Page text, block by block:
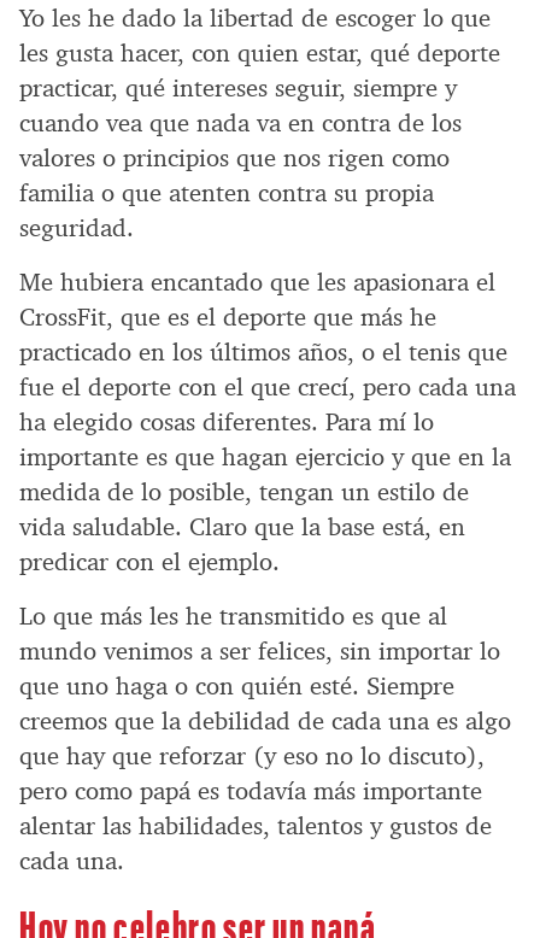
Yo les he dado la libertad de escoger lo que
les gusta hacer, con quien estar, qué deporte
practicar, qué intereses seguir, siempre y
cuando vea que nada va en contra de los
valores o principios que nos rigen como
familia o que atenten contra su propia
seguridad.
Me hubiera encantado que les apasionara el
CrossFit, que es el deporte que más he
practicado en los últimos años, o el tenis que
fue el deporte con el que crecí, pero cada una
ha elegido cosas diferentes. Para mí lo
importante es que hagan ejercicio y que en la
medida de lo posible, tengan un estilo de
vida saludable. Claro que la base está, en
predicar con el ejemplo.
Lo que más les he transmitido es que al
mundo venimos a ser felices, sin importar lo
que uno haga o con quién esté. Siempre
creemos que la debilidad de cada una es algo
que hay que reforzar (y eso no lo discuto),
pero como papá es todavía más importante
alentar las habilidades, talentos y gustos de
cada una.
Hoy no celebro ser un papá